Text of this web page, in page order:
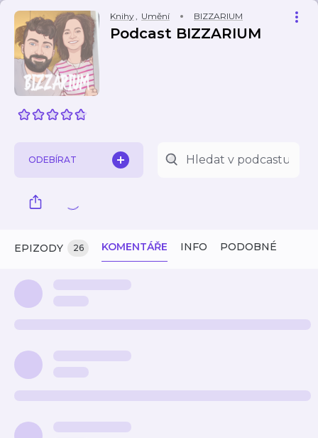
Knihy, Umění BIZZARIUM
Podcast BIZZARIUM
ODEBÍRAT
EPIZODY 26 KOMENTÁŘE INFO PODOBNÉ